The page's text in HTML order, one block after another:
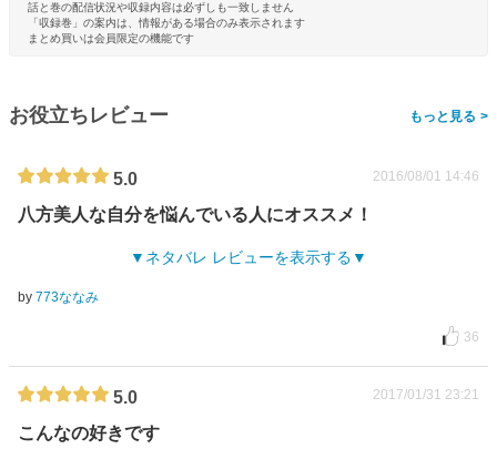
話と巻の配信状況や収録内容は必ずしも一致しません
「収録巻」の案内は、情報がある場合のみ表示されます
まとめ買いは会員限定の機能です
お役立ちレビュー >
5.0 2016/08/01 14:46
八方美人な自分を悩んでいる人にオススメ！
ネタバレ レビューを表示する
by 773ななみ
36
5.0 2017/01/31 23:21
こんなの好きです